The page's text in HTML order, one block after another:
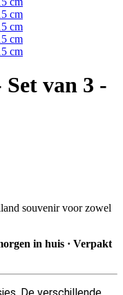
van 3 -
souvenir voor zowel
in huis · Verpakt